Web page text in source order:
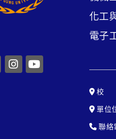
前往長庚大學facebook
前往長庚大學
化工
電子
校
單位
聯絡